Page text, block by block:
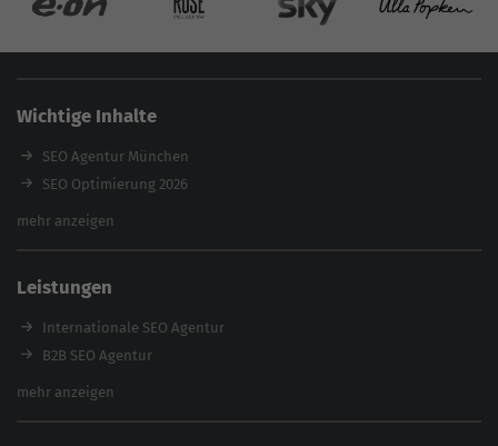
Wichtige Inhalte
SEO Agentur München
SEO Optimierung 2026
Backlink-Audit 2026
Referenzen
E-Books
Magazin
mehr anzeigen
Leistungen
Internationale SEO Agentur
B2B SEO Agentur
Inhouse SEO Agentur
mehr anzeigen